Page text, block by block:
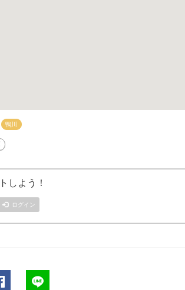
鴨川
しよう！
ログイン